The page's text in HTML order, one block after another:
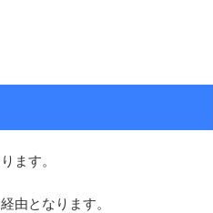
ます。
由となります。